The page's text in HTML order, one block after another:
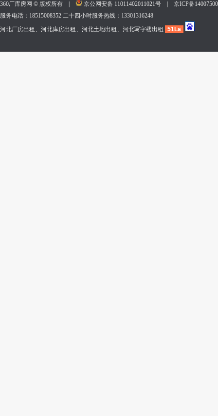
360厂库房网 © 版权所有 | 京公网安备 11011402011021号
京ICP备
服务电话：18515008352 二十四小时服务热线：13301316248
河北厂房出租、河北库房出租、河北土地出租、河北写字楼出租
51La